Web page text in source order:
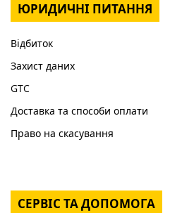
ЮРИДИЧНІ ПИТАННЯ
Відбиток
Захист даних
GTC
Доставка та способи оплати
Право на скасування
СЕРВІС ТА ДОПОМОГА